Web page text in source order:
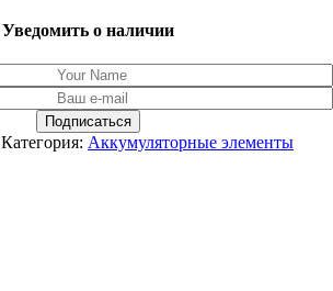
Уведомить о наличии
Категория: Аккумуляторные элементы